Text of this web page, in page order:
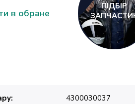
в обране
ПІДБІР
4300030037